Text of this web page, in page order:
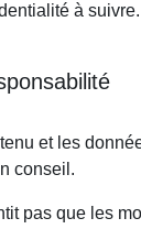
à suivre.
et les
conseil.
pas que les